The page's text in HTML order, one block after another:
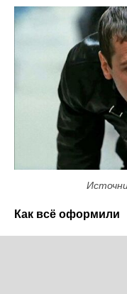
Как всё оформили